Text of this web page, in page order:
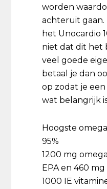
worden
achteruit gaan.
het Unocardio
niet dat dit het
veel goede
betaal je dan
op zodat je
wat belangrijk
Hoogste
95%
1200 mg
EPA en 460
1000 IE